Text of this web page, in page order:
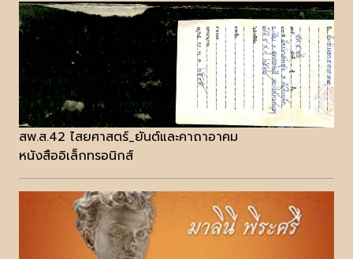
สพ.ส.42 ไสยศาสตร์_ยันต์และคาถาอาคม
หนังสืออิเล็กทรอนิกส์